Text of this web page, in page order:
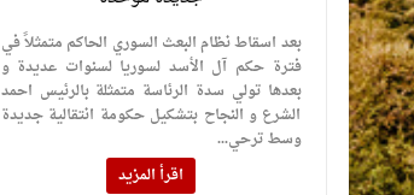
بعد اسقاط نظام البعث السوري الحاكم متمثلاً في
فترة حكم آل الأسد لسوريا لسنوات عديدة و
بعدها تولي سدة الرئاسة متمثلة بالرئيس احمد
الشرع و النجاح بتشكيل حكومة انتقالية جديدة
وسط ترحي...
اقرأ المزيد